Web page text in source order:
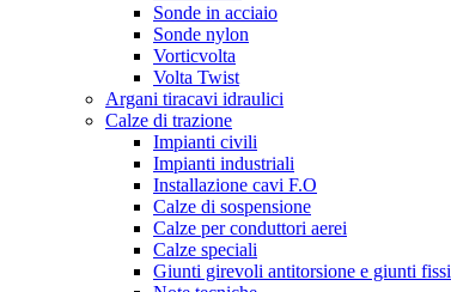
Sonde in acciaio
Sonde nylon
Vorticvolta
Volta Twist
Argani tiracavi idraulici
Calze di trazione
Impianti civili
Impianti industriali
Installazione cavi F.O
Calze di sospensione
Calze per conduttori aerei
Calze speciali
Giunti girevoli antitorsione e giunti fissi